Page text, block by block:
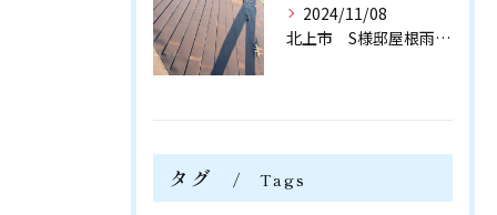
2024/11/08
北上市 S様邸屋根雨樋塗装工事完工致しました！ありがとうござ...
タグ Tags